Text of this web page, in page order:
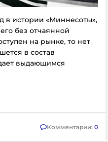
в истории «Миннесоты»,
без отчаянной
на рынке, то нет
в состав
выдающимся
Комментарии: 0